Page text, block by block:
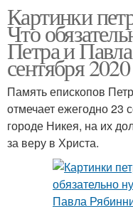
Картинки
Что
Петра и
сентября
Память епископов
отмечает ежегодно 23
городе Никея, на их
за веру в Христа.